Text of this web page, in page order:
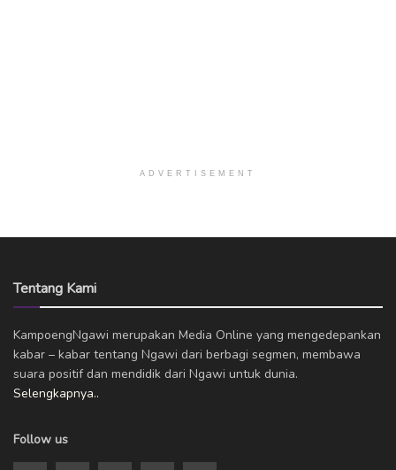
ADVERTISEMENT
Tentang Kami
KampoengNgawi merupakan Media Online yang mengedepankan
kabar – kabar tentang Ngawi dari berbagi segmen, membawa
suara positif dan mendidik dari Ngawi untuk dunia.
Selengkapnya..
Follow us